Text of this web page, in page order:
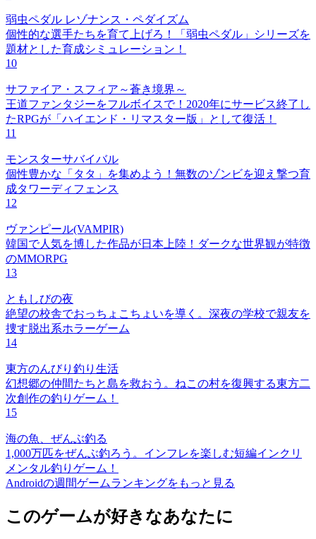
弱虫ペダル レゾナンス・ペダイズム
個性的な選手たちを育て上げろ！「弱虫ペダル」シリーズを
題材とした育成シミュレーション！
10
サファイア・スフィア～蒼き境界～
王道ファンタジーをフルボイスで！2020年にサービス終了し
たRPGが「ハイエンド・リマスター版」として復活！
11
モンスターサバイバル
個性豊かな「タタ」を集めよう！無数のゾンビを迎え撃つ育
成タワーディフェンス
12
ヴァンピール(VAMPIR)
韓国で人気を博した作品が日本上陸！ダークな世界観が特徴
のMMORPG
13
ともしびの夜
絶望の校舎でおっちょこちょいを導く。深夜の学校で親友を
捜す脱出系ホラーゲーム
14
東方のんびり釣り生活
幻想郷の仲間たちと島を救おう。ねこの村を復興する東方二
次創作の釣りゲーム！
15
海の魚、ぜんぶ釣る
1,000万匹をぜんぶ釣ろう。インフレを楽しむ短編インクリ
メンタル釣りゲーム！
Androidの週間ゲームランキングをもっと見る
このゲームが好きなあなたに